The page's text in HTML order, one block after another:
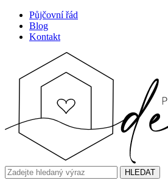
Půjčovní řád
Blog
Kontakt
HLEDAT